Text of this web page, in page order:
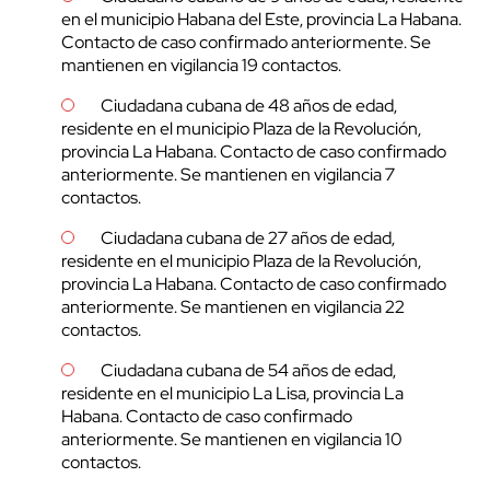
en el municipio Habana del Este, provincia La Habana.
Contacto de caso confirmado anteriormente. Se
mantienen en vigilancia 19 contactos.
Ciudadana cubana de 48 años de edad,
residente en el municipio Plaza de la Revolución,
provincia La Habana. Contacto de caso confirmado
anteriormente. Se mantienen en vigilancia 7
contactos.
Ciudadana cubana de 27 años de edad,
residente en el municipio Plaza de la Revolución,
provincia La Habana. Contacto de caso confirmado
anteriormente. Se mantienen en vigilancia 22
contactos.
Ciudadana cubana de 54 años de edad,
residente en el municipio La Lisa, provincia La
Habana. Contacto de caso confirmado
anteriormente. Se mantienen en vigilancia 10
contactos.